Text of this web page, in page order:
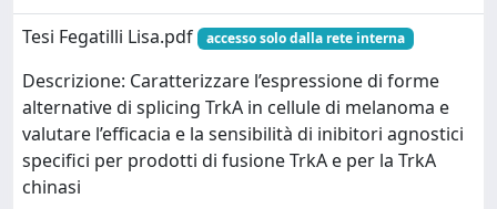
Tesi Fegatilli Lisa.pdf
accesso solo dalla rete interna
Descrizione: Caratterizzare l’espressione di forme
alternative di splicing TrkA in cellule di melanoma e
valutare l’efficacia e la sensibilità di inibitori agnostici
specifici per prodotti di fusione TrkA e per la TrkA
chinasi